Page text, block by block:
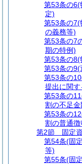
第53条の6(
定)
第53条の7(
の義務等)
第53条の7
期の特例)
第53条の8(
第53条の9(
第53条の10
提出に関す
第53条の11
割の不足
第53条の12
割の普通徴
第2節
固定
第54条(固
等)
第55条(固